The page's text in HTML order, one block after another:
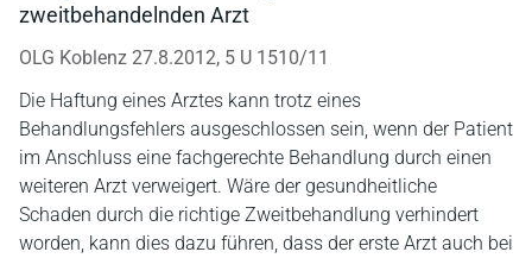
zweitbehandelnden Arzt
OLG Koblenz 27.8.2012, 5 U 1510/11
Die Haftung eines Arztes kann trotz eines
Behandlungsfehlers ausgeschlossen sein, wenn der Patient
im Anschluss eine fachgerechte Behandlung durch einen
weiteren Arzt verweigert. Wäre der gesundheitliche
Schaden durch die richtige Zweitbehandlung verhindert
worden, kann dies dazu führen, dass der erste Arzt auch bei